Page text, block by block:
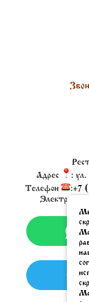
Адрес
: ул.
Телефон
:+7
Мы